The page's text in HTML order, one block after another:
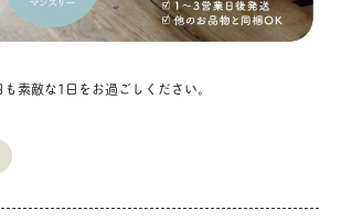
素敵な1日をお過ごしください。